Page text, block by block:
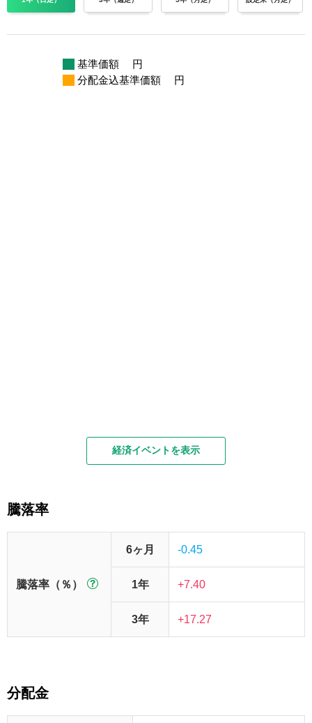
基準価額
円
分配金込基準価額
円
経済イベントを表示
騰落率
騰落率（％）
6ヶ月 -0.45
1年 +7.40
3年 +17.27
分配金